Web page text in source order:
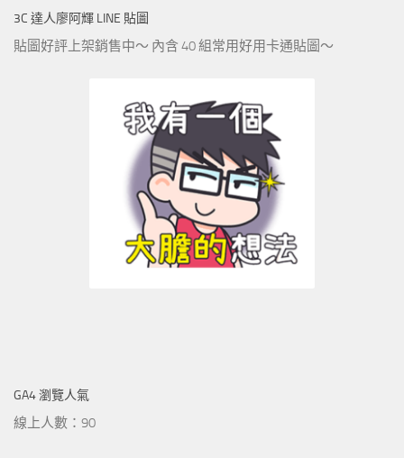
3C 達人廖阿輝 LINE 貼圖
貼圖好評上架銷售中～ 內含 40 組常用好用卡通貼圖～
GA4 瀏覽人氣
線上人數：90